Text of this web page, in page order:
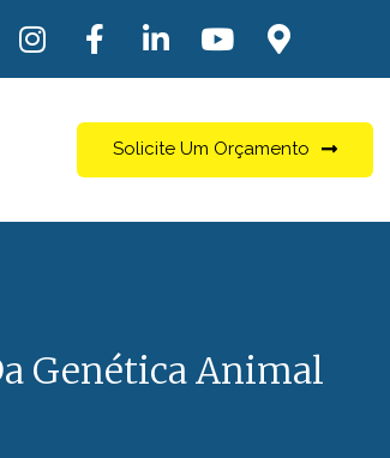
Solicite Um Orçamento
Genética Animal